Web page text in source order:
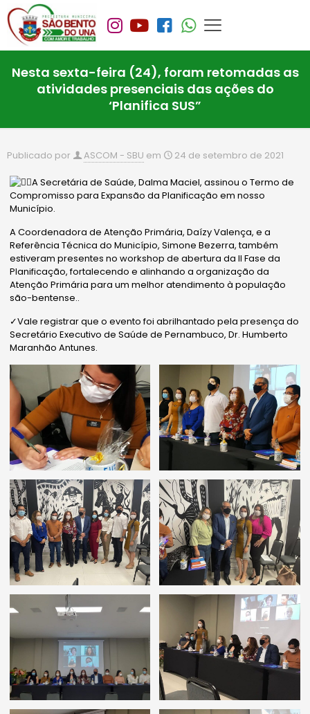
Nesta sexta-feira (24), foram retomadas as
atividades presenciais das ações do
‘Planifica SUS”
Publicado por ASCOM - SBU em 24 de setembro de 2021
A Secretária de Saúde, Dalma Maciel, assinou o Termo de
Compromisso para Expansão da Planificação em nosso
Município.
A Coordenadora de Atenção Primária, Daízy Valença, e a
Referência Técnica do Município, Simone Bezerra, também
estiveram presentes no workshop de abertura da II Fase da
Planificação, fortalecendo e alinhando a organização da
Atenção Primária para um melhor atendimento à população
são-bentense..
✓Vale registrar que o evento foi abrilhantado pela presença do
Secretário Executivo de Saúde de Pernambuco, Dr. Humberto
Maranhão Antunes.